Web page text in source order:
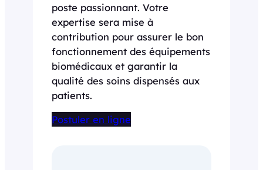
poste passionnant. Votre
expertise sera mise à
contribution pour assurer le bon
fonctionnement des équipements
biomédicaux et garantir la
qualité des soins dispensés aux
patients.
Postuler en ligne